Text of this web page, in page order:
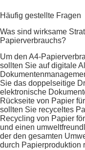
Häufig gestellte Fragen
Was sind wirksame
Papierverbrauchs?
Um den A4-
sollten Sie auf digitale
Sie das doppelseitige
elektronische
Rückseite von Papier
sollten Sie recyceltes
Recycling von Papier
und einen
der den gesamten
durch Papierproduktion